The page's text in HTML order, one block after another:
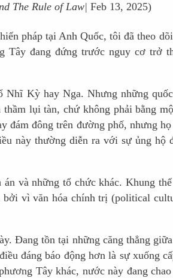
The Rule of Law| Feb 13, 2025)
pháp tại Anh Quốc, tôi đã theo
Tây đang đứng trước nguy cơ trở
Nhĩ Kỳ hay Nga. Nhưng những
lụi tàn, chứ không phải bằng
đám đông trên đường phố, nhưng họ
này thường diễn ra với sự ủng hộ
và những tổ chức khác. Khung
bởi vì văn hóa chính trị (political
Đang tồn tại những căng thẳng
đáng báo động hơn là sự xuống
Tây khác, nước này đang chao